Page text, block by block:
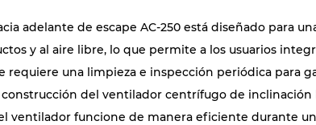
adelante de escape AC-250 está diseñado para
y al aire libre, lo que permite a los usuarios
requiere una limpieza e inspección periódica para
del ventilador centrífugo de
ventilador funcione de manera eficiente durante